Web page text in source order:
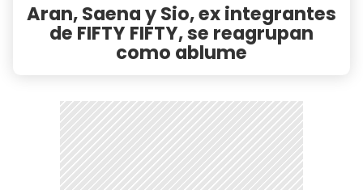
Aran, Saena y Sio, ex integrantes
de FIFTY FIFTY, se reagrupan
como ablume